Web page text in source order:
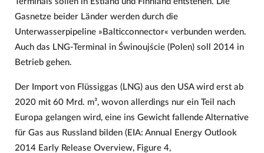
Gasnetze beider Länder werden durch die
Unterwasserpipeline »Balticconnector« verbunden werden.
Auch das LNG-Terminal in Świnoujście (Polen) soll 2014 in
Betrieb gehen.
Der Import von Flüssiggas (LNG) aus den USA wird erst ab
2020 mit 60 Mrd. m³, wovon allerdings nur ein Teil nach
Europa gelangen wird, eine ins Gewicht fallende Alternative
für Gas aus Russland bilden (EIA: Annual Energy Outlook
2014 Early Release Overview, Figure 4,